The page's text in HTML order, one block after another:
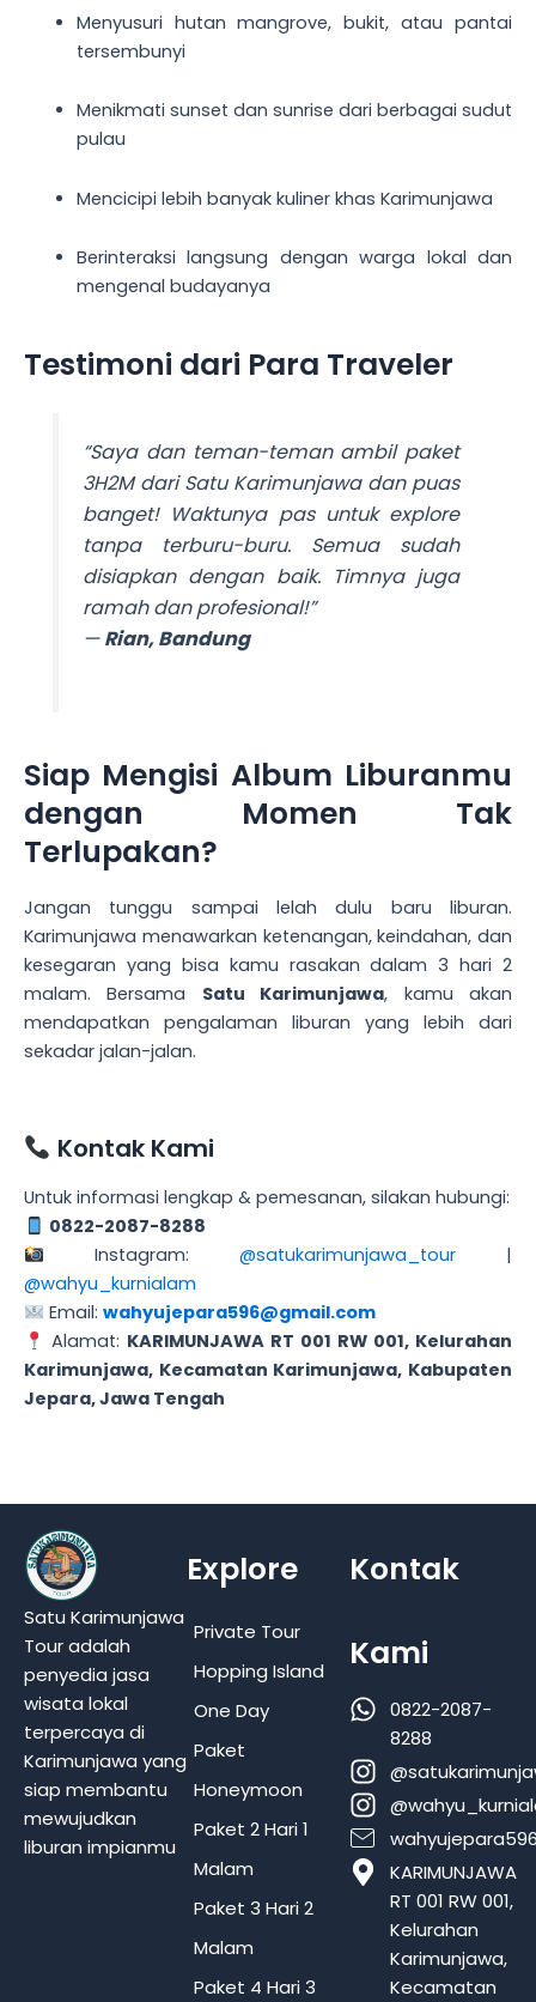
Menyusuri hutan mangrove, bukit, atau pantai
tersembunyi
Menikmati sunset dan sunrise dari berbagai sudut
pulau
Mencicipi lebih banyak kuliner khas Karimunjawa
Berinteraksi langsung dengan warga lokal dan
mengenal budayanya
Testimoni dari Para Traveler
“Saya dan teman-teman ambil paket
3H2M dari Satu Karimunjawa dan puas
banget! Waktunya pas untuk explore
tanpa terburu-buru. Semua sudah
disiapkan dengan baik. Timnya juga
ramah dan profesional!”
—Rian, Bandung
Siap Mengisi Album Liburanmu
dengan Momen Tak
Terlupakan?
Jangan tunggu sampai lelah dulu baru liburan.
Karimunjawa menawarkan ketenangan, keindahan, dan
kesegaran yang bisa kamu rasakan dalam 3 hari 2
malam. Bersama Satu Karimunjawa, kamu akan
mendapatkan pengalaman liburan yang lebih dari
sekadar jalan-jalan.
Kontak Kami
Untuk informasi lengkap & pemesanan, silakan hubungi:
0822-2087-8288
Instagram: @satukarimunjawa_tour|
@wahyu_kurnialam
Email: wahyujepara596@gmail.com
Alamat: KARIMUNJAWA RT 001 RW 001, Kelurahan
Karimunjawa, Kecamatan Karimunjawa, Kabupaten
Jepara, Jawa Tengah
Satu Karimunjawa
Tour adalah
penyedia jasa
wisata lokal
terpercaya di
Karimunjawa yang
siap membantu
mewujudkan
liburan impianmu
Explore
Private Tour
Hopping Island
One Day
Paket
Honeymoon
Paket 2 Hari 1
Malam
Paket 3 Hari 2
Malam
Paket 4 Hari 3
Kontak
Kami
0822-2087-
8288
KARIMUNJAWA
RT 001 RW 001,
Kelurahan
Karimunjawa,
Kecamatan